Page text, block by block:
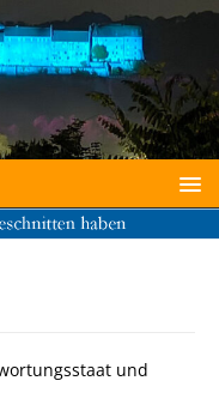
Von Bene16, CC BY-SA 3.0,
und